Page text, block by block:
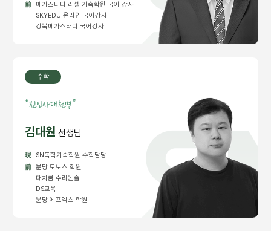
前
메가스터디 러셀 기숙학원 국어 강사
SKYEDU 온라인 국어강사
강북메가스터디 국어강사
수학
“진인사대천명”
김대원 선생님
現
SN독학기숙학원 수학담당
前 분당 모노스 학원
대치쿰 수리논술
DS교육
분당 에프엑스 학원